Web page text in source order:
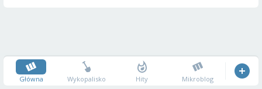
Główna Wykopalisko Hity Mikroblog